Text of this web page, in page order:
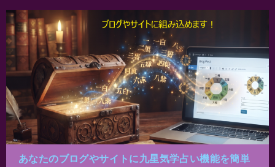
あなたのブログやサイトに九星気学占い機能を簡単